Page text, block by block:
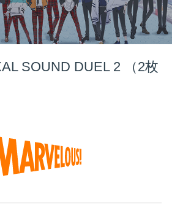
SOUND DUEL 2 （2枚